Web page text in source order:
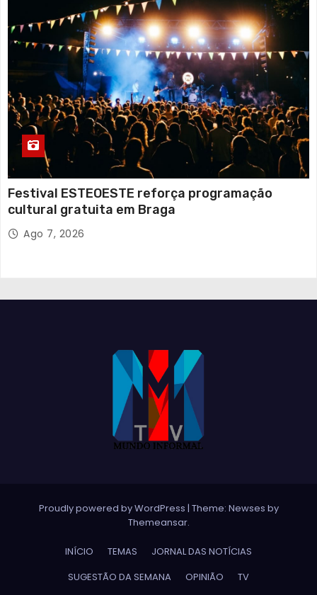
Festival ESTEOESTE reforça programação
cultural gratuita em Braga
Ago 7, 2026
Proudly powered by WordPress | Theme: Newses by
Themeansar.
INÍCIO TEMAS
JORNAL DAS NOTÍCIAS
SUGESTÃO DA SEMANA
OPINIÃO TV